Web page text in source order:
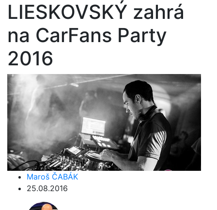
LIESKOVSKÝ zahrá
na CarFans Party
2016
Maroš ČABÁK
25.08.2016